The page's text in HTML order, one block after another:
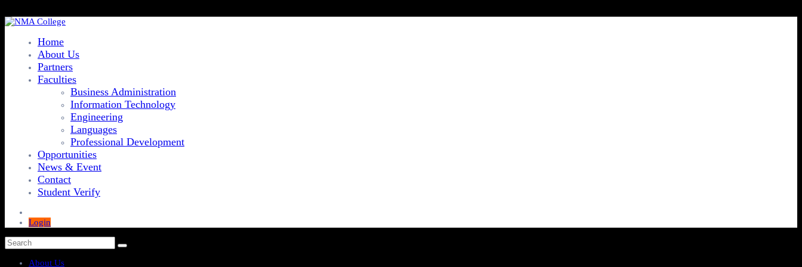
Home
About Us
Partners
Faculties
Business Administration
Information Technology
Engineering
Languages
Professional Development
Opportunities
News & Event
Contact
Student Verify
Login
About Us